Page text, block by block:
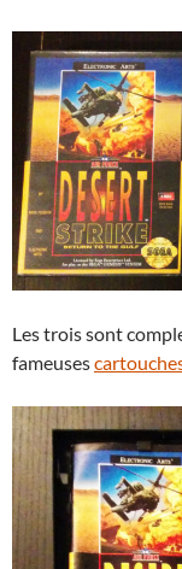
Les trois sont
fameuses